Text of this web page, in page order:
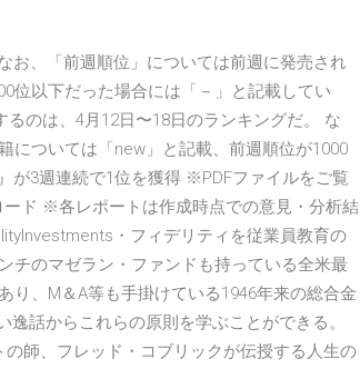
お、「前週順位」については前週に発売され
位以下だった場合には「－」と記載してい
のは、4月12日〜18日のランキングだ。 な
については「new」と記載、前週順位が1000
が3週連続で1位を獲得 ※PDFファイルをご覧
ド ※各レポートは作成時点での意見・分析結
・フィデリティを従業員教育の
チのマゼラン・ファンドも持っている全米最
り、M＆A等も手掛けている1946年来の総合金
話からこれらの原則を学ぶことができる。
師、フレッド・コブリックが伝授する人生の